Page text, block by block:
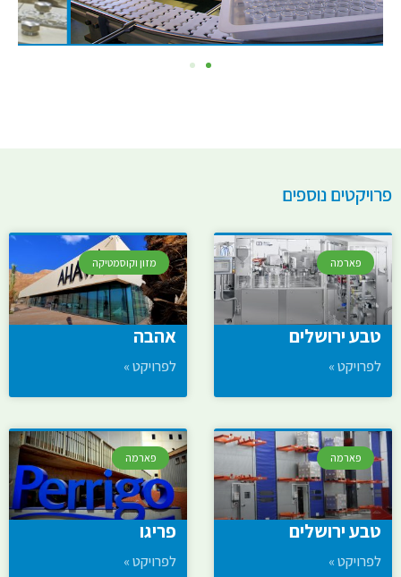
פרויקטים נוספים
פארמה
טבע ירושלים
לפרויקט »
מזון וקוסמטיקה
אהבה
לפרויקט »
פארמה
טבע ירושלים
לפרויקט »
פארמה
פריגו
לפרויקט »